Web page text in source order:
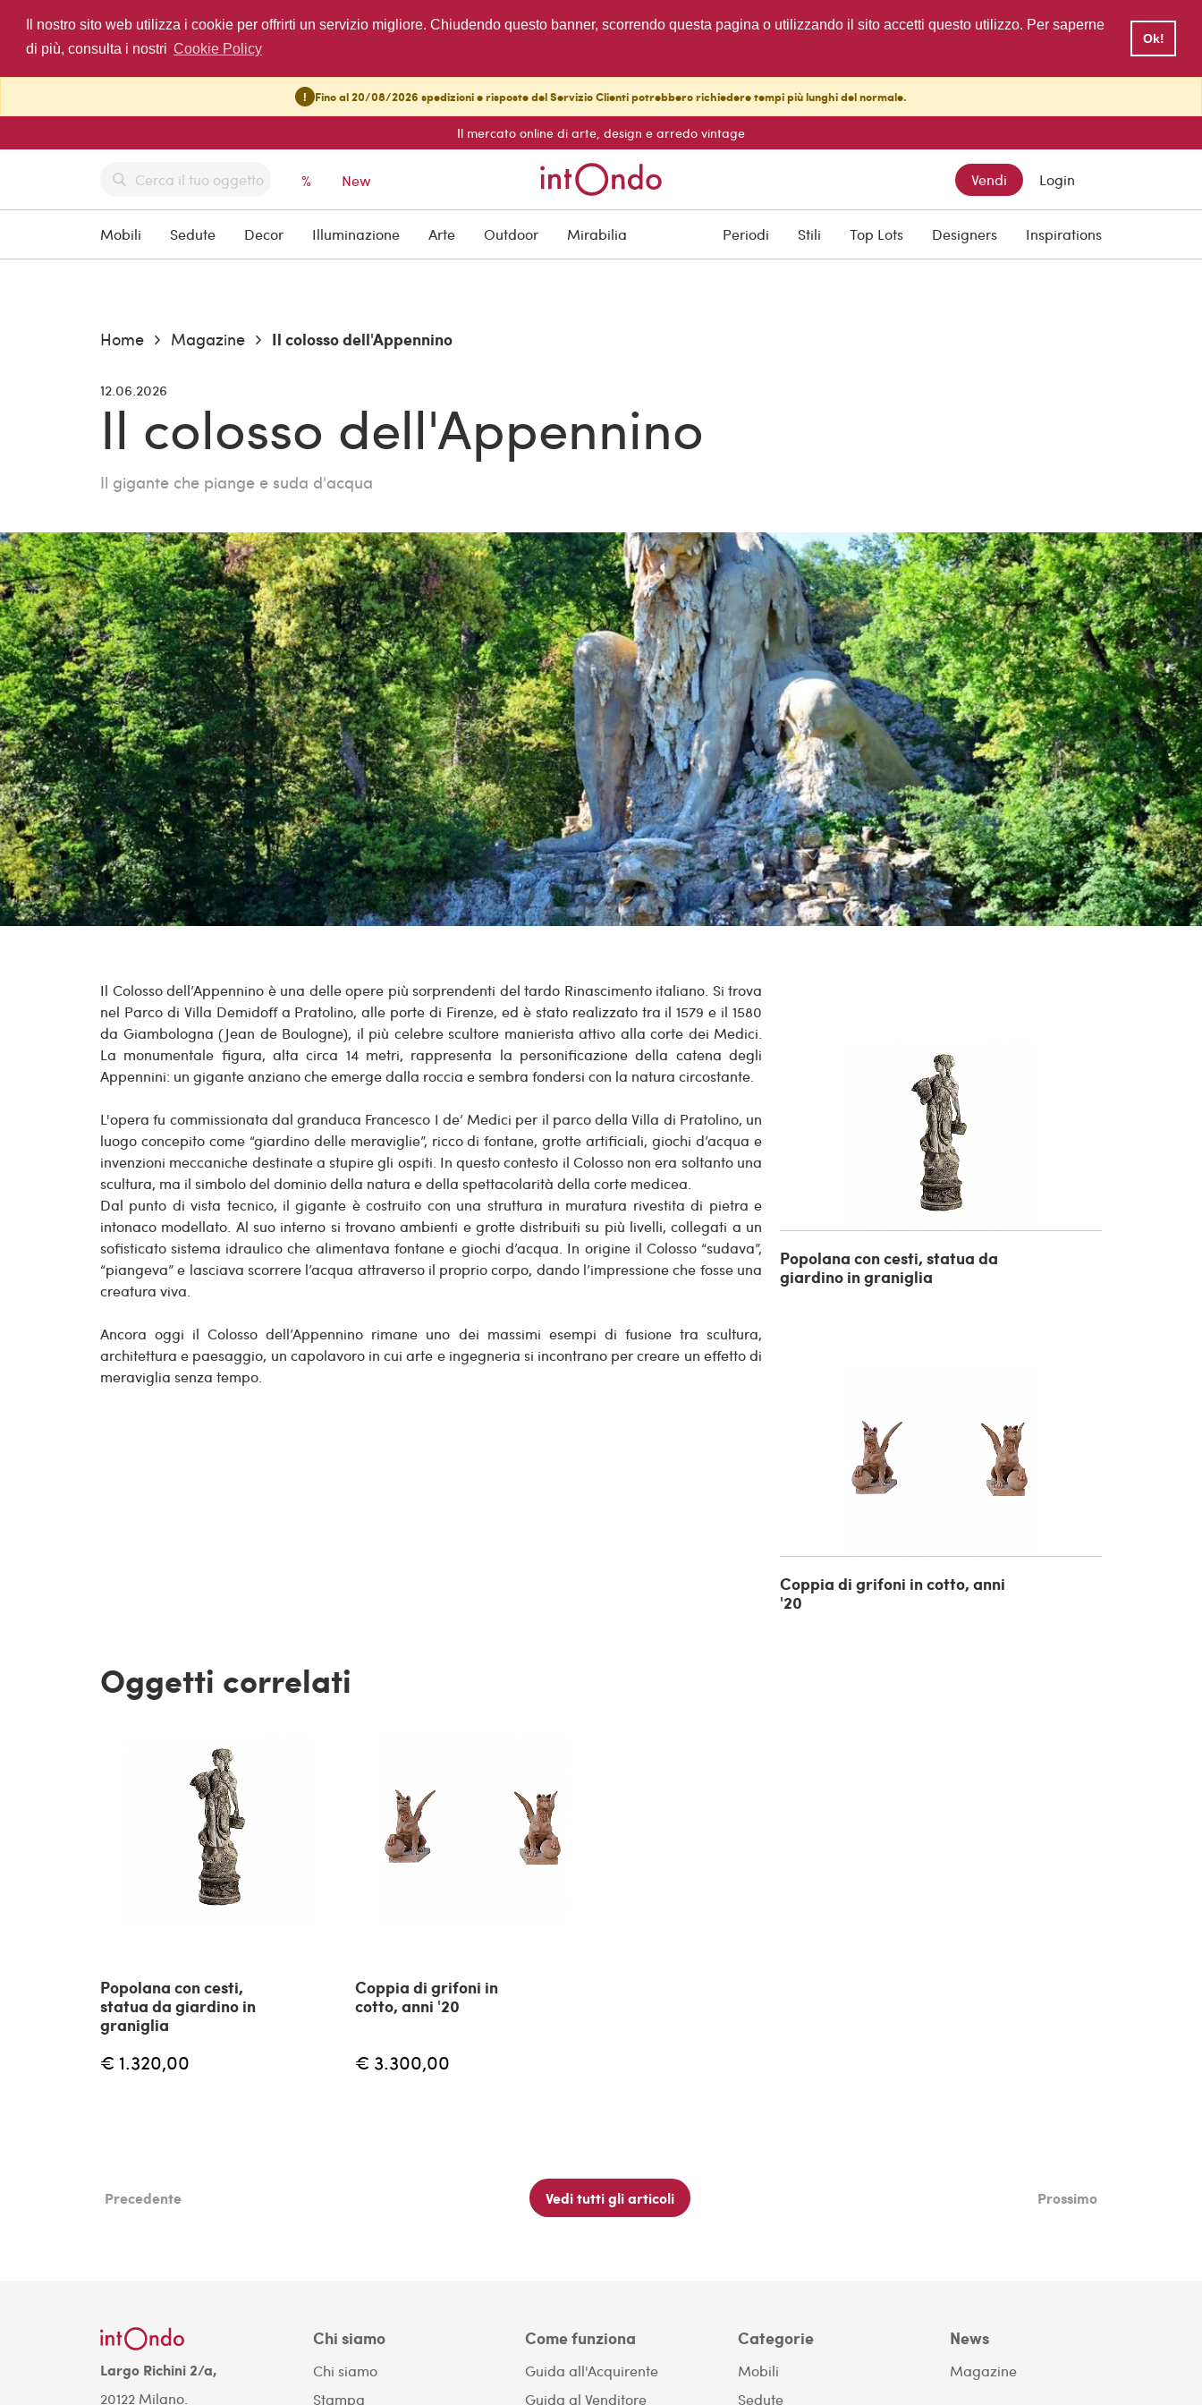
Il nostro sito web utilizza i cookie per offrirti un servizio migliore. Chiudendo questo banner, scorrendo questa pagina o utilizzando il sito accetti questo utilizzo. Per saperne
di più, consulta i nostri Cookie Policy
Ok!
! Fino al 20/08/2026 spedizioni e risposte del Servizio Clienti potrebbero richiedere tempi più lunghi del normale.
Il mercato online di arte, design e arredo vintage
% New Vendi Login
Mobili Sedute Decor Illuminazione Arte Outdoor Mirabilia Periodi Stili Top Lots Designers Inspirations
Home Magazine Current:
Il colosso dell'Appennino
12.06.2026
Il colosso dell'Appennino
Il gigante che piange e suda d'acqua
Il Colosso dell’Appennino è una delle opere più sorprendenti del tardo Rinascimento italiano. Si trova
nel Parco di Villa Demidoff a Pratolino, alle porte di Firenze, ed è stato realizzato tra il 1579 e il 1580
da Giambologna (Jean de Boulogne), il più celebre scultore manierista attivo alla corte dei Medici.
La monumentale figura, alta circa 14 metri, rappresenta la personificazione della catena degli
Appennini: un gigante anziano che emerge dalla roccia e sembra fondersi con la natura circostante.
L'opera fu commissionata dal granduca Francesco I de’ Medici per il parco della Villa di Pratolino, un
luogo concepito come “giardino delle meraviglie”, ricco di fontane, grotte artificiali, giochi d’acqua e
invenzioni meccaniche destinate a stupire gli ospiti. In questo contesto il Colosso non era soltanto una
scultura, ma il simbolo del dominio della natura e della spettacolarità della corte medicea.
Dal punto di vista tecnico, il gigante è costruito con una struttura in muratura rivestita di pietra e
intonaco modellato. Al suo interno si trovano ambienti e grotte distribuiti su più livelli, collegati a un
sofisticato sistema idraulico che alimentava fontane e giochi d’acqua. In origine il Colosso “sudava”,
“piangeva” e lasciava scorrere l’acqua attraverso il proprio corpo, dando l’impressione che fosse una
creatura viva.
Ancora oggi il Colosso dell’Appennino rimane uno dei massimi esempi di fusione tra scultura,
architettura e paesaggio, un capolavoro in cui arte e ingegneria si incontrano per creare un effetto di
meraviglia senza tempo.
Popolana con cesti, statua da
giardino in graniglia
Coppia di grifoni in cotto, anni
'20
Oggetti correlati
Popolana con cesti,
statua da giardino in
graniglia
€ 1.320,00
Coppia di grifoni in
cotto, anni '20
€ 3.300,00
Precedente Vedi tutti gli articoli Prossimo
Largo Richini 2/a,
20122 Milano.
Chi siamo
Chi siamo
Stampa
Come funziona
Guida all'Acquirente
Guida al Venditore
Categorie
Mobili
Sedute
News
Magazine